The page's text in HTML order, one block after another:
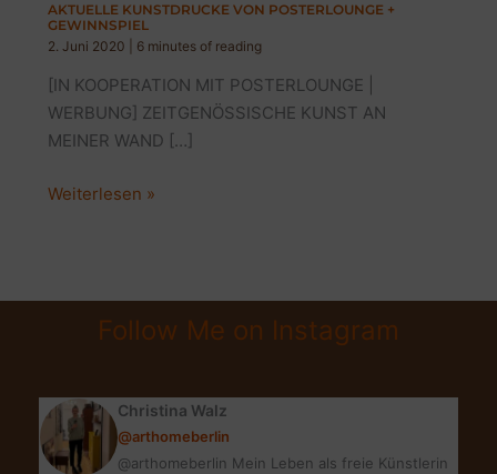
AKTUELLE KUNSTDRUCKE VON POSTERLOUNGE +
GEWINNSPIEL
2. Juni 2020
6 minutes of reading
[IN KOOPERATION MIT POSTERLOUNGE |
WERBUNG] ZEITGENÖSSISCHE KUNST AN
MEINER WAND […]
AKTUELLE
+
GEWINNSPIEL
Weiterlesen »
Follow Me on Instagram
Christina Walz
@arthomeberlin
@arthomeberlin Mein Leben als freie Künstlerin